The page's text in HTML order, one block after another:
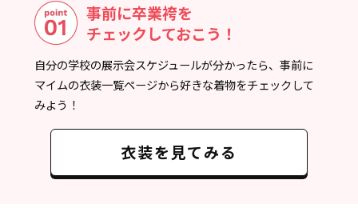
事前に卒業袴を
チェックしておこう！
自分の学校の展示会スケジュールが分かったら、事前に
マイムの衣装一覧ページから好きな着物をチェックして
みよう！
衣装を見てみる